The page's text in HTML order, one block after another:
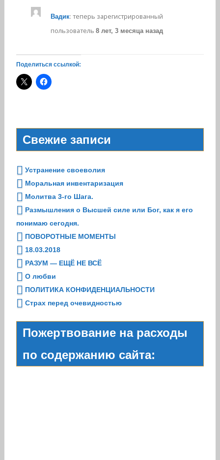
Вадик: теперь зарегистрированный
пользователь 8 лет, 3 месяца назад
Поделиться ссылкой:
Свежие записи
Устранение своеволия
Моральная инвентаризация
Молитва 3-го Шага.
Размышления о Высшей силе или Бог, как я его
понимаю сегодня.
ПОВОРОТНЫЕ МОМЕНТЫ
18.03.2018
РАЗУМ — ЕЩЁ НЕ ВСЁ
О любви
ПОЛИТИКА КОНФИДЕНЦИАЛЬНОСТИ
Страх перед очевидностью
Пожертвование на расходы
по содержанию сайта: